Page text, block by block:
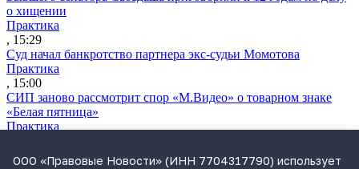
о хищении
Практика
, 15:29
Суд начал банкротство партнера экс-судьи Момотова
Практика
, 15:00
СИП заново рассмотрит спор «М.Видео» о товарном знаке
«Белая пятница»
Практика
«Страшно — и страшно интересно»: космонавт Кикина о том,
ООО «Правовые Новости» (ИНН 7704317790) использует